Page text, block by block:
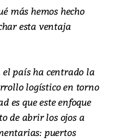
más hemos hecho
esta ventaja
el país ha centrado la
logístico en torno
es que este enfoque
de abrir los ojos a
puertos